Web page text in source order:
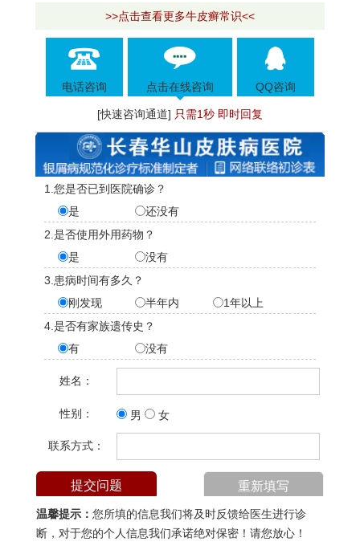
>>点击查看更多牛皮癣常识<<
电话咨询 点击在线咨询 QQ咨询
[快速咨询通道] 只需1秒 即时回复
1.您是否已到医院确诊？
是
还没有
2.是否使用外用药物？
是
没有
3.患病时间有多久？
刚发现
半年内
1年以上
4.是否有家族遗传史？
有
没有
姓名：
性别： 男 女
联系方式：
温馨提示： 您所填的信息我们将及时反馈给医生进行诊
断，对于您的个人信息我们承诺绝对保密！请您放心！